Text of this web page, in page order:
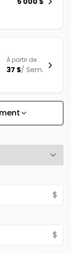
À partir de :
37 $/ Sem.
À partir de :
$
$